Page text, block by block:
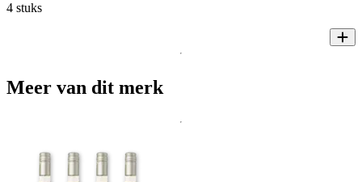
4 stuks
Meer van dit merk